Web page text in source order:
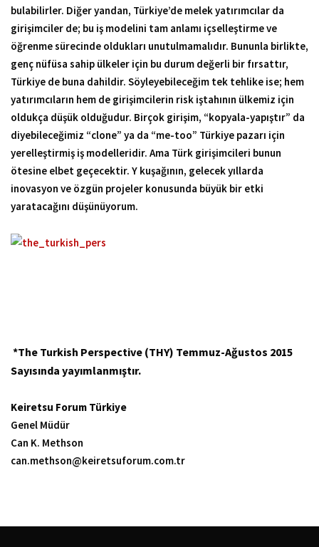
bulabilirler. Diğer yandan, Türkiye’de melek yatırımcılar da
girişimciler de; bu iş modelini tam anlamı içselleştirme ve
öğrenme sürecinde oldukları unutulmamalıdır. Bununla birlikte,
genç nüfüsa sahip ülkeler için bu durum değerli bir fırsattır,
Türkiye de buna dahildir. Söyleyebileceğim tek tehlike ise; hem
yatırımcıların hem de girişimcilerin risk iştahının ülkemiz için
oldukça düşük olduğudur. Birçok girişim, “kopyala-yapıştır” da
diyebileceğimiz “clone” ya da “me-too” Türkiye pazarı için
yerelleştirmiş iş modelleridir. Ama Türk girişimcileri bunun
ötesine elbet geçecektir. Y kuşağının, gelecek yıllarda
inovasyon ve özgün projeler konusunda büyük bir etki
yaratacağını düşünüyorum.
*The Turkish Perspective (THY) Temmuz-Ağustos 2015
Sayısında yayımlanmıştır.
Keiretsu Forum Türkiye
Genel Müdür
Can K. Methson
can.methson@keiretsuforum.com.tr